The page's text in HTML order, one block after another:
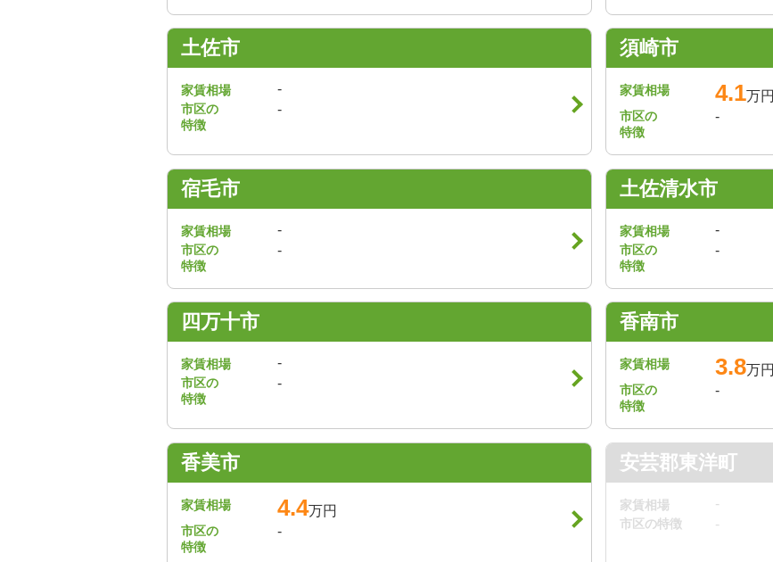
土佐市
家賃相場 -
市区の
特徴
-
須崎市
家賃相場 4.1万円
市区の
特徴
-
宿毛市
家賃相場 -
市区の
特徴
-
土佐清水市
家賃相場 -
市区の
特徴
-
四万十市
家賃相場 -
市区の
特徴
-
香南市
家賃相場 3.8万円
市区の
特徴
-
香美市
家賃相場 4.4万円
市区の
特徴
-
安芸郡東洋町
家賃相場 -
市区の特徴 -